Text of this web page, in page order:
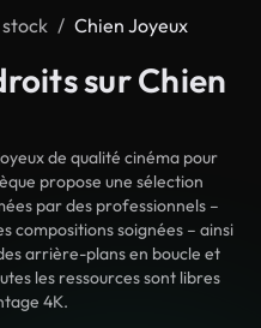
Chien Joyeux
sur Chien
de qualité cinéma pour
propose une sélection
par des professionnels –
compositions soignées – ainsi
arrière-plans en boucle et
les ressources sont libres
4K.